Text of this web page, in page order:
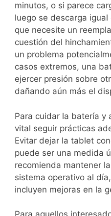
minutos, o si parece
luego se descarga
que necesite un
cuestión del
un problema
casos extremos, una
ejercer presión sobre
dañando aún más el
Para cuidar la batería y
vital seguir prácticas
Evitar dejar la tablet
puede ser una medida
recomienda mantener
sistema operativo al
incluyen mejoras en la
Para aquellos